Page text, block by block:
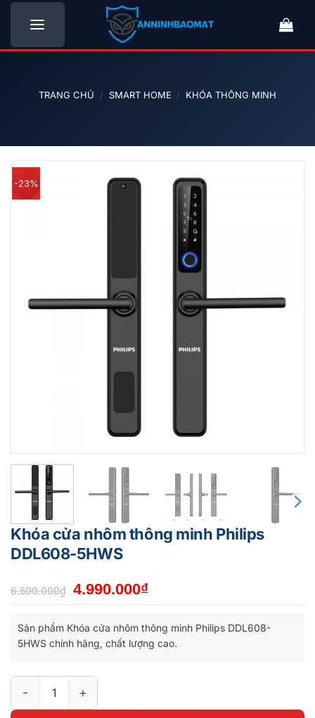
Bỏ
nội
TRANG CHỦ / SMART HOME / KHÓA THÔNG MINH
-23%
Khóa cửa nhôm thông minh Philips
DDL608-5HWS
6.500.000₫
Giá
gốc
là:
6.500.000₫.
4.990.000₫Giá
hiện
tại
là:
Sản phẩm Khóa cửa nhôm thông minh Philips DDL608-
5HWS chính hãng, chất lượng cao.
Khóa cửa nhôm thông minh Philips DDL608-5HWS số lượng